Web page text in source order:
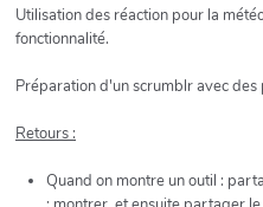
Utilisation des réaction pour la
fonctionnalité.
Préparation d'un scrumblr avec
Retours :
Quand on montre un outil :